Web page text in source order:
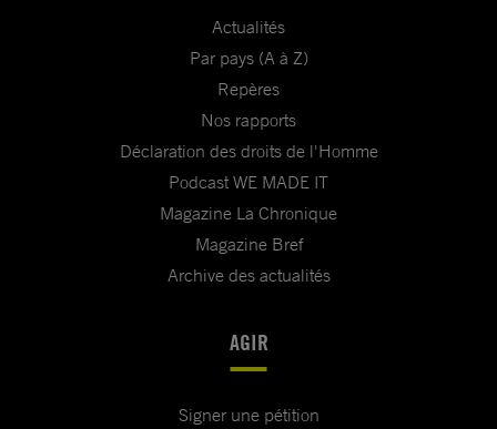
Actualités
Par pays (A à Z)
Repères
Nos rapports
Déclaration des droits de l'Homme
Podcast WE MADE IT
Magazine La Chronique
Magazine Bref
Archive des actualités
AGIR
Signer une pétition